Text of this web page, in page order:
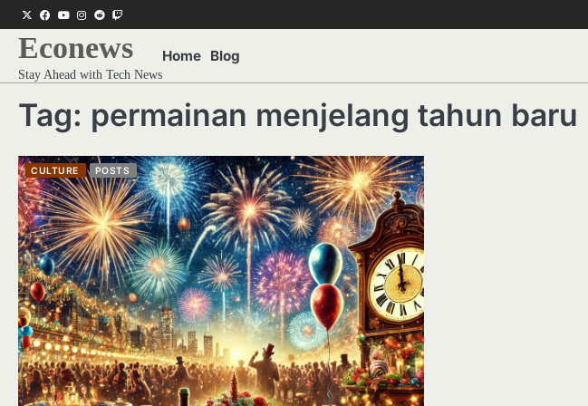
Skip
to
content
TwitterFacebook
YoutubeInstagram
Reddit
Econews
Stay Ahead with Tech News
Home Blog
Tag: permainan menjelang tahun baru
CULTURE POSTS